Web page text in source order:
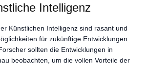
Intelligenz
Künstlichen Intelligenz sind rasant und
für zukünftige Entwicklungen.
sollten die Entwicklungen in
beobachten, um die vollen Vorteile der